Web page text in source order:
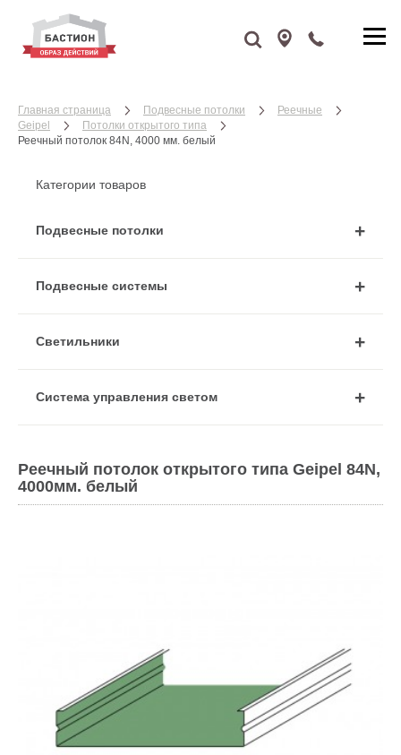
Главная страница Подвесные потолки
Реечные
Geipel
Потолки открытого типа
Реечный потолок 84N, 4000 мм. белый
Категории товаров
Подвесные потолки
Подвесные системы
Cветильники
Система управления светом
Реечный потолок открытого типа Geipel 84N,
4000мм. белый